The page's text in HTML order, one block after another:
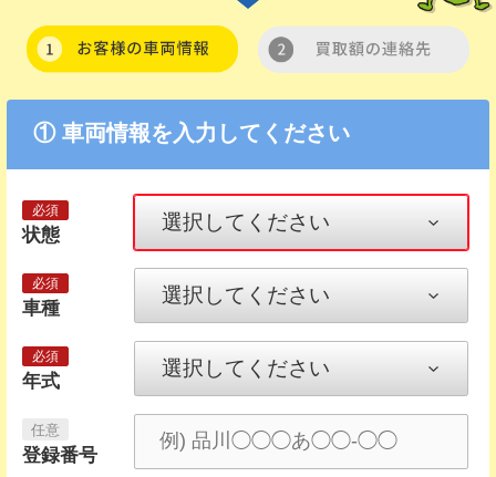
① 車両情報を入力してください
状態
車種
年式
登録番号